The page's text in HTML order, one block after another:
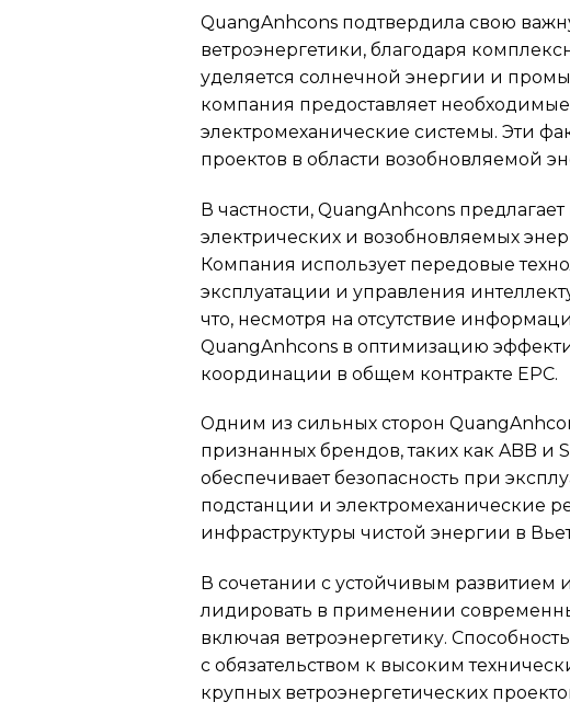
QuangAnhcons подтвердила свою
ветроэнергетики, благодаря
уделяется солнечной энергии и
компания предоставляет
электромеханические системы. Эти
проектов в области возобновляемой
В частности, QuangAnhcons
электрических и возобновляемых
Компания использует передовые
эксплуатации и управления
что, несмотря на отсутствие
QuangAnhcons в оптимизацию
координации в общем контракте EPC.
Одним из сильных сторон
признанных брендов, таких как ABB и
обеспечивает безопасность при
подстанции и электромеханические
инфраструктуры чистой энергии в
В сочетании с устойчивым развитием
лидировать в применении
включая ветроэнергетику.
с обязательством к высоким
крупных ветроэнергетических